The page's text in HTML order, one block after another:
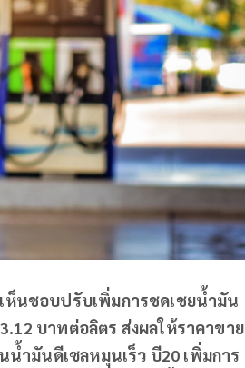
ห็นชอบปรับเพิ่มการชดเชยน้ำมัน
บาทต่อลิตร ส่งผลให้ราคาขาย
ำมันดีเซลหมุนเร็ว บี20 เพิ่มการ